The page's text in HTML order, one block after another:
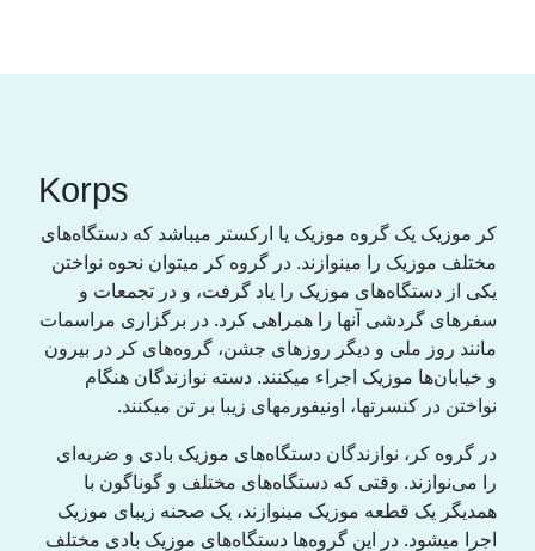
Korps
کر موزیک یک گروە موزیک یا ارکستر میباشد کە دستگاەهای
مختلف موزیک را مینوازند. در گروە کر میتوان نحوە نواختن
یکی از دستگاەهای موزیک را یاد گرفت، و در تجمعات و
سفرهای گردشی آنها را همراهی کرد. در برگزاری مراسمات
مانند روز ملی و دیگر روزهای جشن، گروەهای کر در بیرون
و خیابان‌ها موزیک اجراء میکنند. دستە نوازندگان هنگام
نواختن در کنسرتها، اونیفورمهای زیبا بر تن میکنند.
در گروە کر، نوازندگان دستگاەهای موزیک بادی و ضربەای
را می‌نوازند. وقتی کە دستگاەهای مختلف و گوناگون با
همدیگر یک قطعە موزیک مینوازند، یک صحنە زیبای موزیک
اجرا میشود. در این گروەها دستگاەهای موزیک بادی مختلف